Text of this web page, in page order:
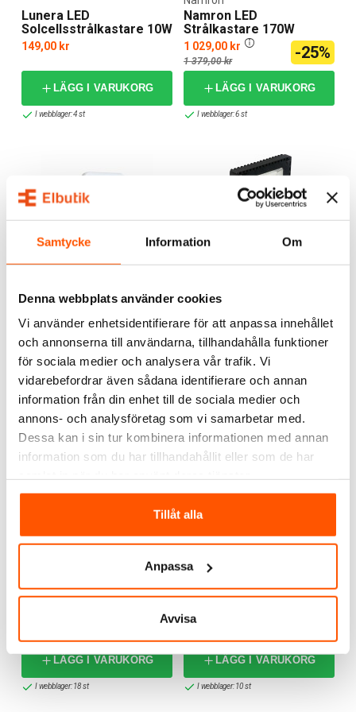
Samtycke Information Om
Denna webbplats använder cookies
Vi använder enhetsidentifierare för att anpassa innehållet
och annonserna till användarna, tillhandahålla funktioner
för sociala medier och analysera vår trafik. Vi
vidarebefordrar även sådana identifierare och annan
information från din enhet till de sociala medier och
annons- och analysföretag som vi samarbetar med.
Dessa kan i sin tur kombinera informationen med annan
information som du har tillhandahållit eller som de har
Tillåt alla
Anpassa
Avvisa
Lunera LED
Solcellsstrålkastare 10W
PIR
149,00 kr
LÄGG I VARUKORG
I webblager: 4 st
Namron LED
Strålkastare 170W
1 029,00 kr
1 379,00 kr -25%
LÄGG I VARUKORG
I webblager: 6 st
Ledvance Floodlight LED
499,00 kr
7 av 13 varianter i webblager
Namron LED
699,00 kr
999,00 kr -30%
LÄGG I VARUKORG
I webblager: 10 st
Namron LED
Strålkastare 30W
-22%
LÄGG I VARUKORG
I webblager: 18 st
Namron LED
Strålkastare 50W
Namron
579,00 kr
LÄGG I VARUKORG
I webblager: 10 st